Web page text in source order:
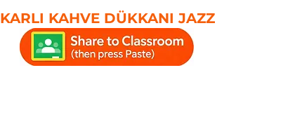
KARLI KAHVE DÜKKANI JAZZ